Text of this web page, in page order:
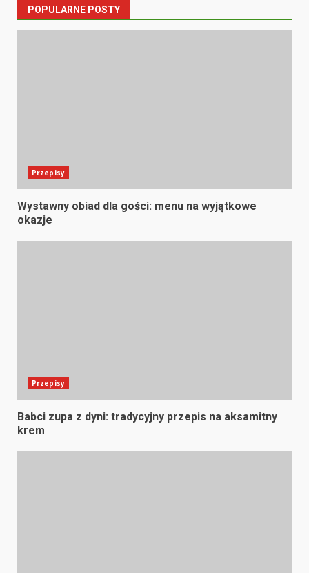
POPULARNE POSTY
Przepisy
Wystawny obiad dla gości: menu na wyjątkowe
okazje
Przepisy
Babci zupa z dyni: tradycyjny przepis na aksamitny
krem